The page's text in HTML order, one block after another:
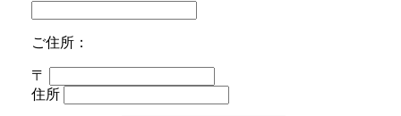
ご住所：
〒
住所